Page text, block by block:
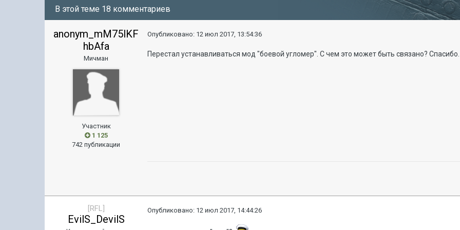
В этой теме 18 комментариев
anonym_mM75lKF
hbAfa
Мичман
Участник
1 125
742 публикации
Опубликовано: 12 июл 2017, 13:54:36
Перестал устанавливаться мод "боевой угломер". С чем это может быть связано? Спасибо.
[RFL]
EvilS_DevilS
Опубликовано: 12 июл 2017, 14:44:26